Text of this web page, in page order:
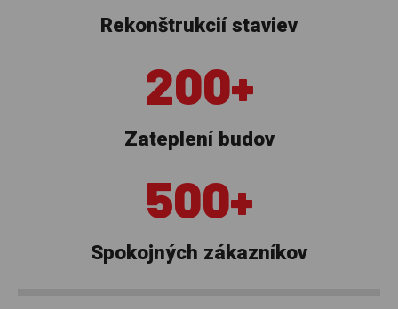
Rekonštrukcií staviev
200+
Zateplení budov
500+
Spokojných zákazníkov